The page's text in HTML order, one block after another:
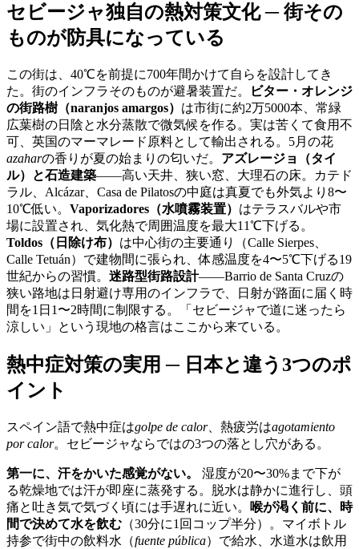
セビージャ独自の熱対策文化 ─ 街その
ものが防具になっている
この街は、40℃を前提に700年間かけて自らを設計してき
た。街のインフラそのものが避暑装置だ。
ビター・オレンジ
の街路樹（naranjos amargos） は市街に約2万5000本、常緑
広葉樹の日陰と水分蒸散で微気候を作る。実は苦くて食用不
可、英国のマーマレード原料として輸出される。5月の花
azaharの香りが夏の始まりの匂いだ。 アズレージョ（タイ
ル）と石造建築——高い天井、狭い窓、大理石の床。カテド
ラル、Alcázar、Casa de Pilatosの中庭は真夏でも外気より8〜
10℃低い。 Vaporizadores（水噴霧装置） はテラスバルや市
場に設置され、気化熱で周囲温度を最大11℃下げる。
Toldos（日除け布） は中心街の主要通り（Calle Sierpes、
Calle Tetuán）で建物間に張られ、体感温度を4〜5℃下げる19
世紀からの習慣。 迷路型街路設計——Barrio de Santa Cruzの
狭い路地は日射避け専用のインフラで、日射が路面に届く時
間を1日1〜2時間に制限する。「セビージャで道に迷ったら
涼しい」という現地の格言はここから来ている。
熱中症対策の実用 ─ 日本と違う3つのポ
イント
スペイン語で熱中症はgolpe de calor、熱疲労はagotamiento
por calor。セビージャならではの3つの落とし穴がある。
第一に、汗をかいた感覚がない。
湿度が20〜30%まで下が
る乾燥地では汗が即座に蒸発する。脱水は静かに進行し、頭
痛と吐き気で気づく頃には手遅れに近い。
喉が渇く前に、時
間で決めて水を飲む （30分に1回コップ半分）。マイボトル
持参で街中の飲料水（fuente pública）で給水、水道水は飲用